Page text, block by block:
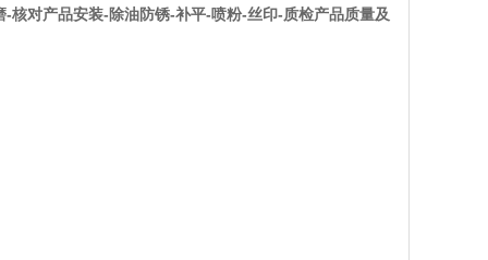
对产品安装-除油防锈-补平-喷粉-丝印-质检产品质量及